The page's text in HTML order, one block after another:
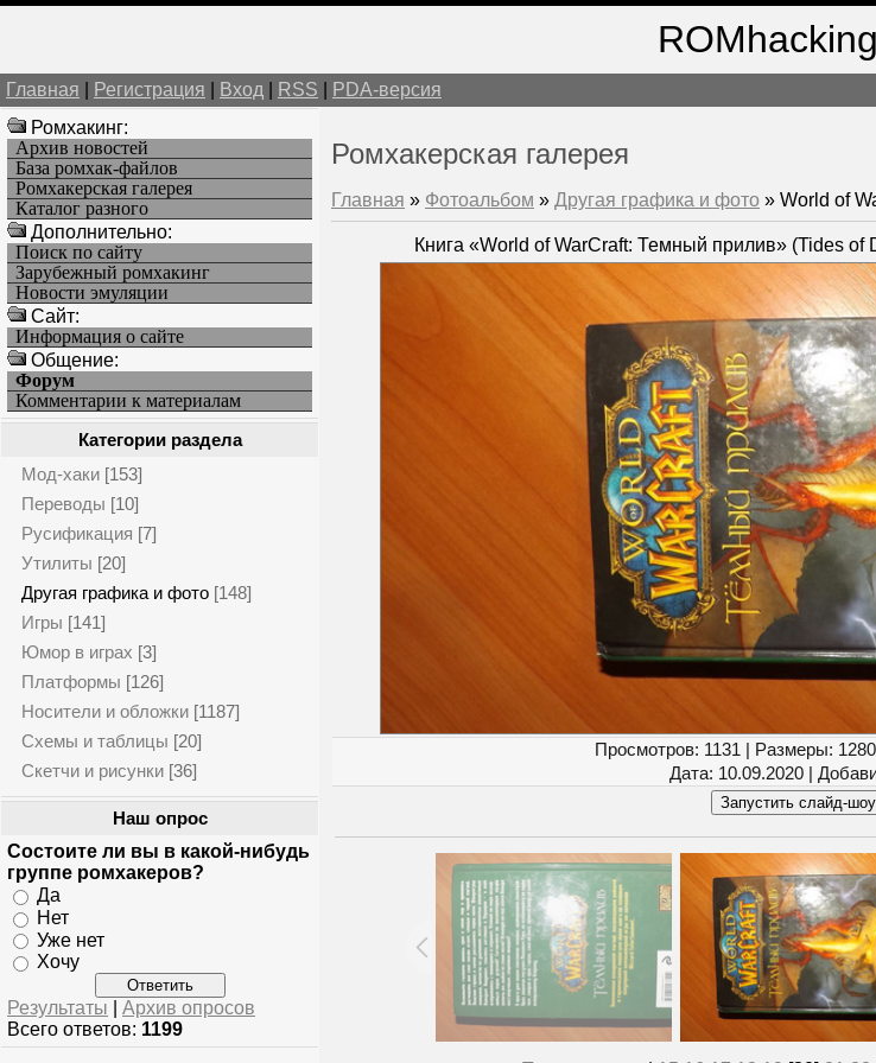
Главная Регистрация Вход RSS PDA-версия
Ромхакинг:
Архив новостей
База ромхак-файлов
Ромхакерская галерея
Каталог разного
Дополнительно:
Поиск по сайту
Зарубежный ромхакинг
Новости эмуляции
Cайт:
Информация о сайте
Общение:
Форум
Комментарии к материалам
Категории раздела
Мод-хаки [153]
Переводы [10]
Русификация [7]
Утилиты [20]
Другая графика и фото [148]
Игры [141]
Юмор в играх [3]
Платформы [126]
Носители и обложки [1187]
Схемы и таблицы [20]
Скетчи и рисунки [36]
Наш опрос
Состоите ли вы в какой-нибудь
группе ромхакеров?
Да
Нет
Уже нет
Хочу
Результаты
Архив опросов
Всего ответов: 1199
Ромхакерская галерея
Главная » Фотоальбом » Другая графика и фото » World of
Книга «World of WarCraft: Темный прилив» (Tides of
Просмотров: 1131 | Размеры:
Дата: 10.09.2020 |